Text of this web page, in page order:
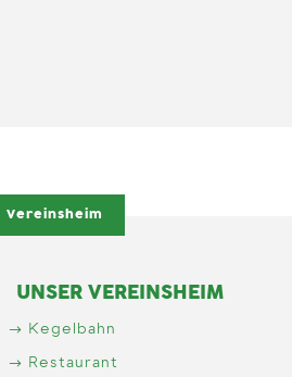
Vereinsheim
UNSER VEREINSHEIM
Kegelbahn
Restaurant